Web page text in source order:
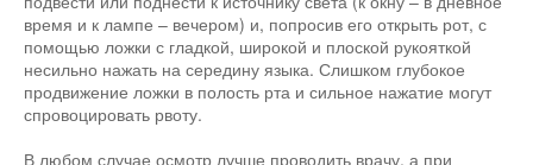
время и к лампе – вечером) и, попросив его открыть рот, с
помощью ложки с гладкой, широкой и плоской рукояткой
несильно нажать на середину языка. Слишком глубокое
продвижение ложки в полость рта и сильное нажатие могут
спровоцировать рвоту.
В любом случае осмотр лучше проводить врачу, а при